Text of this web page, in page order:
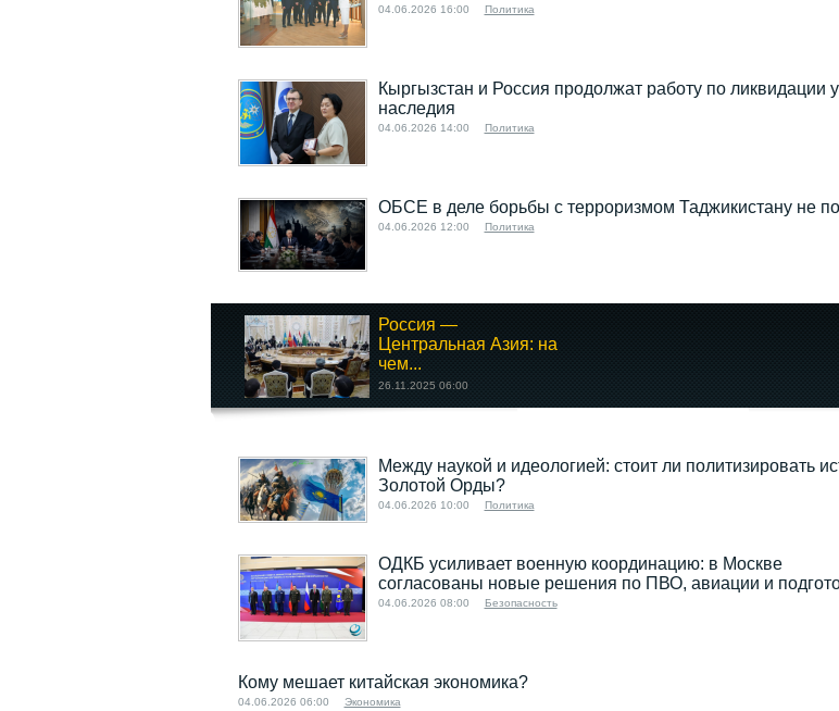
04.06.2026 16:00 Политика
Кыргызстан и Россия продолжат работу по ликвидации
наследия
04.06.2026 14:00 Политика
ОБСЕ в деле борьбы с терроризмом Таджикистану не
04.06.2026 12:00 Политика
Россия —
Центральная Азия: на
чем...
26.11.2025 06:00
16.09.2025 08:00
Между наукой и идеологией: стоит ли политизировать
Золотой Орды?
04.06.2026 10:00 Политика
ОДКБ усиливает военную координацию: в Москве
согласованы новые решения по ПВО, авиации и
04.06.2026 08:00 Безопасность
Кому мешает китайская экономика?
04.06.2026 06:00 Экономика